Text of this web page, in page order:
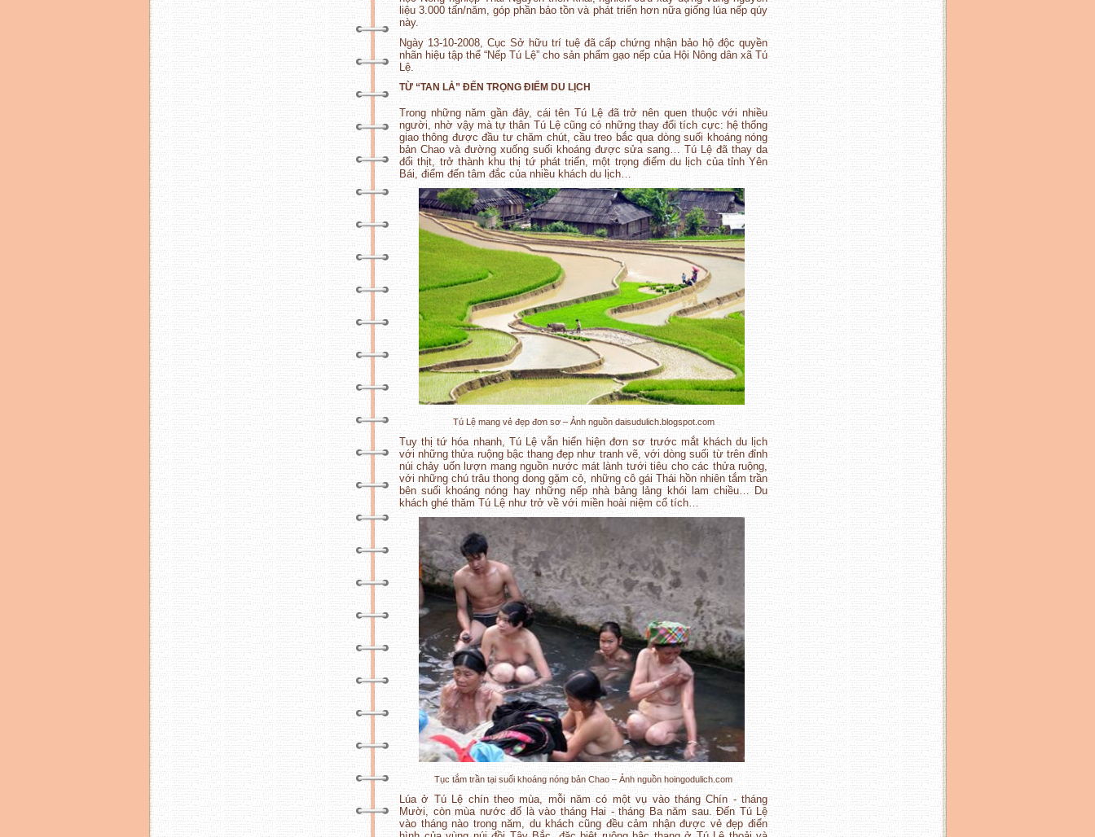
liệu 3.000 tấn/năm, góp phần bảo tồn và phát triển hơn nữa giống lúa nếp qúy
này.
Ngày 13-10-2008, Cục Sở hữu trí tuệ đã cấp chứng nhận bảo hộ độc quyền
nhãn hiệu tập thể “Nếp Tú Lệ” cho sản phẩm gạo nếp của Hội Nông dân xã Tú
Lệ.
TỪ “TAN LẢ” ĐẾN TRỌNG ĐIỂM DU LỊCH
Trong những năm gần đây, cái tên Tú Lệ đã trở nên quen thuộc với nhiều
người, nhờ vậy mà tự thân Tú Lệ cũng có những thay đổi tích cực: hệ thống
giao thông được đầu tư chăm chút, cầu treo bắc qua dòng suối khoáng nóng
bản Chao và đường xuống suối khoáng được sửa sang… Tú Lệ đã thay da
đổi thịt, trở thành khu thị tứ phát triển, một trọng điểm du lịch của tỉnh Yên
Bái, điểm đến tâm đắc của nhiều khách du lịch…
Tú Lệ mang vẻ đẹp đơn sơ – Ảnh nguồn daisudulich.blogspot.com
Tuy thị tứ hóa nhanh, Tú Lệ vẫn hiển hiện đơn sơ trước mắt khách du lịch
với những thửa ruộng bậc thang đẹp như tranh vẽ, với dòng suối từ trên đỉnh
núi chảy uốn lượn mang nguồn nước mát lành tưới tiêu cho các thửa ruộng,
với những chú trâu thong dong gặm cỏ, những cô gái Thái hồn nhiên tắm trần
bên suối khoáng nóng hay những nếp nhà bảng lảng khói lam chiều… Du
khách ghé thăm Tú Lệ như trở về với miền hoài niệm cổ tích…
Tục tắm trần tại suối khoáng nóng bản Chao – Ảnh nguồn hoingodulich.com
Lúa ở Tú Lệ chín theo mùa, mỗi năm có một vụ vào tháng Chín - tháng
Mười, còn mùa nước đổ là vào tháng Hai - tháng Ba năm sau. Đến Tú Lệ
vào tháng nào trong năm, du khách cũng đều cảm nhận được vẻ đẹp điển